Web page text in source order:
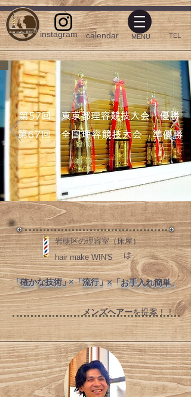
instagram​ calendar​ ​MENU ​TEL
岩槻区の​理容室（床屋）
hair make WIN'S
​は
​「お手入れ簡単」
​「流行」
​「確かな技術」​× ​×
メンズヘアーを提案！！